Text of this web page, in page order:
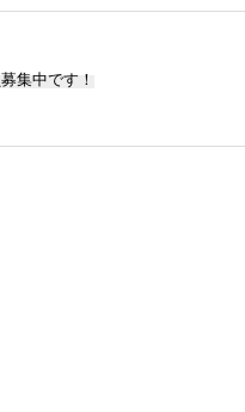
集中です！